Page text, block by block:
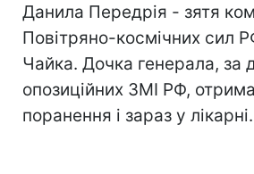
Данила Передрія - зятя
Повітряно-космічних сил
Чайка. Дочка генерала, за
опозиційних ЗМІ РФ,
поранення і зараз у лікарні.